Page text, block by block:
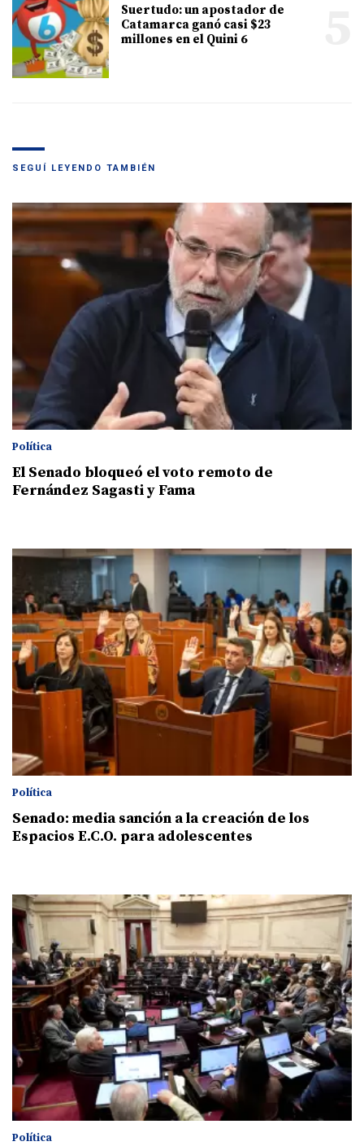
Suertudo: un apostador de
Catamarca ganó casi $23
millones en el Quini 6
SEGUÍ LEYENDO TAMBIÉN
Política
El Senado bloqueó el voto remoto de
Fernández Sagasti y Fama
Política
Senado: media sanción a la creación de los
Espacios E.C.O. para adolescentes
Política